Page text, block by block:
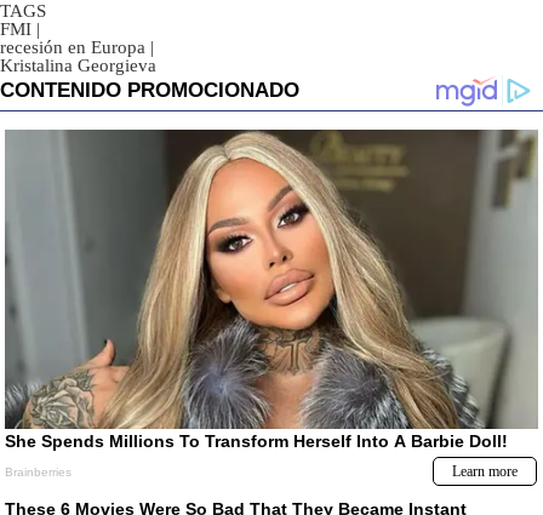
TAGS
FMI |
recesión en Europa |
Kristalina Georgieva